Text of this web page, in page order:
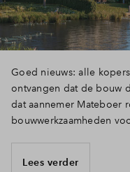
Goed nieuws: alle
ontvangen dat de bouw
dat aannemer Mateboer
bouwwerkzaamheden
Lees verder